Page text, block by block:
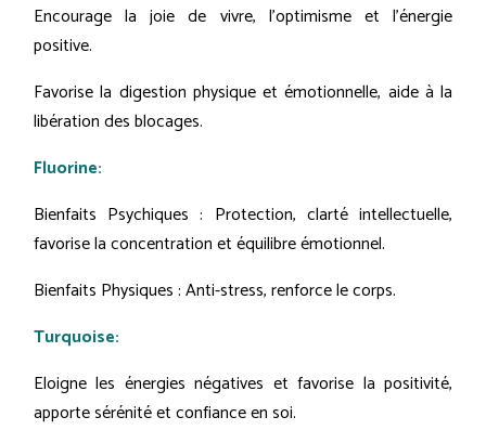
Encourage la joie de vivre, l'optimisme et l'énergie
positive.
Favorise la digestion physique et émotionnelle, aide à la
libération des blocages.
Fluorine:
Bienfaits Psychiques : Protection, clarté intellectuelle,
favorise la concentration et équilibre émotionnel.
Bienfaits Physiques : Anti-stress, renforce le corps.
Turquoise:
Eloigne les énergies négatives et favorise la positivité,
apporte sérénité et confiance en soi.